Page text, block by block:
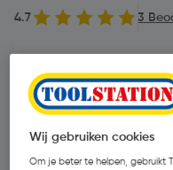
4.7 3
Wij gebruiken cookies
Om je beter te helpen, gebruikt